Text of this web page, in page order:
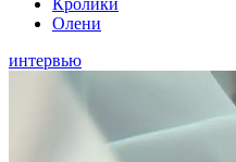
Олени
интервью